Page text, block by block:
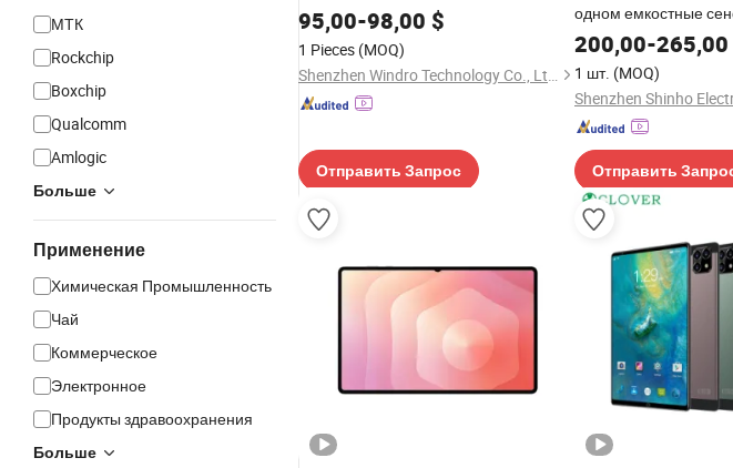
МТК
Rockchip
Boxchip
Qualcomm
Amlogic
Больше
Применение
Химическая Промышленность
Чай
Коммерческое
Электронное
Продукты здравоохранения
Больше
таблетка на Android L-образный
емкостный сенсорный экран
Настольная таблетка
95,00-98,00 $
1 Pieces (MOQ)
Shenzhen Windro Technology Co., Ltd.
Отправить Запрос
одном емкостные
планшетные
Андроид 11 Оптовая
прочного планшета
200,00-265,00
1 шт. (MOQ)
Отправить